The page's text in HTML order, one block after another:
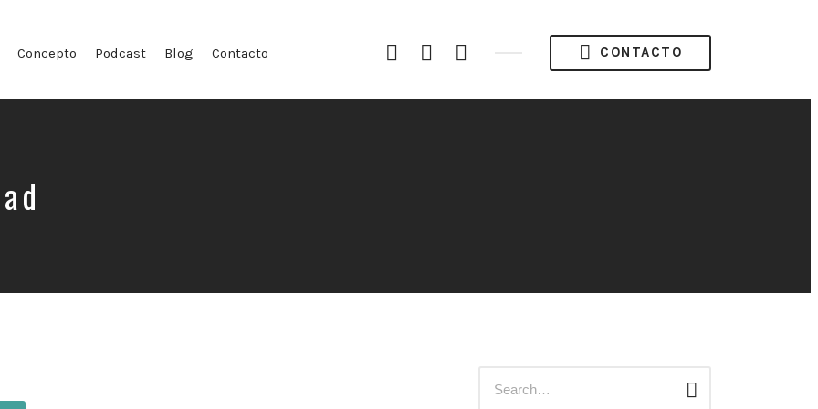
Concepto Podcast Blog Contacto
Facebook
Profile
Instagram
Twitter CONTACTO
para:
Buscar